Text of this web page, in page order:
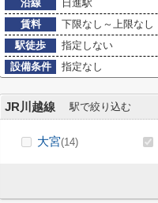
沿線
日進駅
賃料
下限なし～上限なし
駅徒歩
指定しない
設備条件
指定なし
JR川越線 駅で絞り込む
大宮(14)